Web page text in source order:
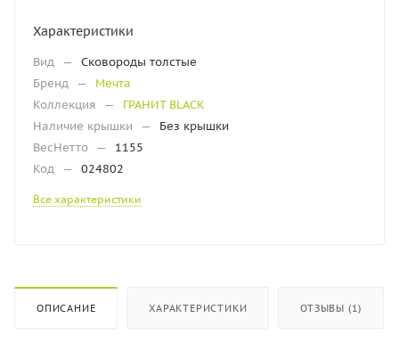
Характеристики
Вид —
Сковороды толстые
Бренд —
Мечта
Коллекция
—
ГРАНИТ BLACK
Наличие крышки
—
Без крышки
ВесНетто —
1155
Код — 024802
Все характеристики
ОПИСАНИЕ ХАРАКТЕРИСТИКИ ОТЗЫВЫ (1)